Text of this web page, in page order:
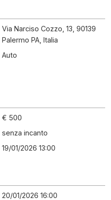
Via Narciso Cozzo, 13, 90139
Palermo PA, Italia
Auto
€ 500
senza incanto
19/01/2026 13:00
20/01/2026 16:00